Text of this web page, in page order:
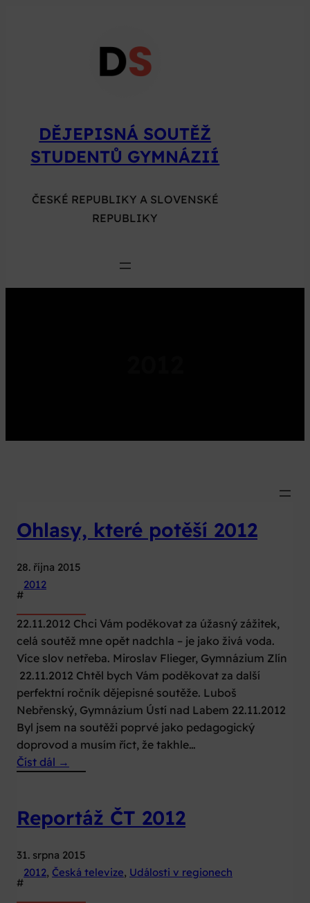
DĚJEPISNÁ SOUTĚŽ
STUDENTŮ GYMNÁZIÍ
ČESKÉ REPUBLIKY A SLOVENSKÉ
REPUBLIKY
Ohlasy, které potěší 2012
28. října 2015
#
2012
22.11.2012 Chci Vám poděkovat za úžasný zážitek,
celá soutěž mne opět nadchla – je jako živá voda.
Více slov netřeba. Miroslav Flieger, Gymnázium Zlín
22.11.2012 Chtěl bych Vám poděkovat za další
perfektní ročník dějepisné soutěže. Luboš
Nebřenský, Gymnázium Ústí nad Labem 22.11.2012
Byl jsem na soutěži poprvé jako pedagogický
doprovod a musím říct, že takhle…
Číst dál →
potěší
2012
Reportáž ČT 2012
31. srpna 2015
#
2012, Česká televize, Události v regionech